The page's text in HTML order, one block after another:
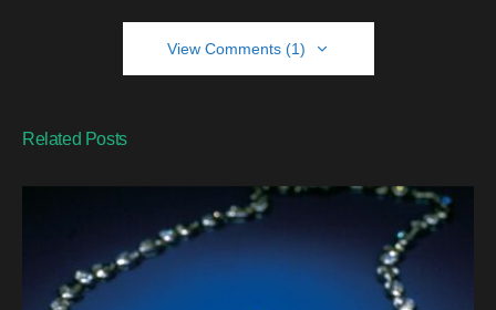
View Comments (1)
Related Posts